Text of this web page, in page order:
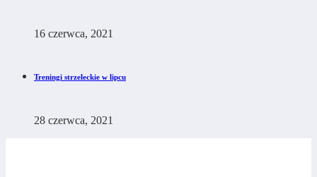
16 czerwca, 2021
Treningi strzeleckie w lipcu
28 czerwca, 2021